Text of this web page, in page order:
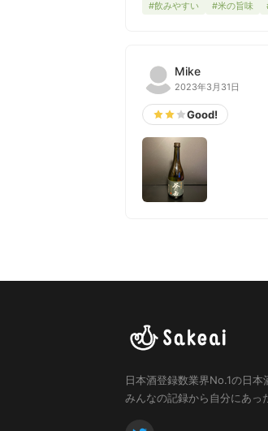
#飲みやすい #米の旨味
Mike
2023年3月31日
Good!
日本酒登録数業界No.1の日本
みんなの記録から自分にあっ